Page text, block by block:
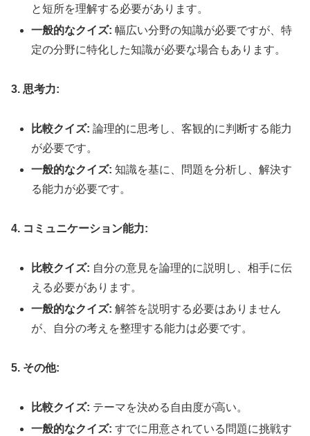
と短所を理解する必要があります。
一般的なクイズ: 幅広い分野の知識が必要ですが、特
定の分野に特化した知識が必要な場合もあります。
3. 思考力:
比較クイズ: 論理的に思考し、客観的に判断する能力
が必要です。
一般的なクイズ: 知識を基に、問題を分析し、解決す
る能力が必要です。
4. コミュニケーション能力:
比較クイズ: 自分の意見を論理的に説明し、相手に伝
える必要があります。
一般的なクイズ: 解答を説明する必要はありません
が、自分の考えを整理する能力は必要です。
5. その他:
比較クイズ: テーマを決める自由度が高い。
一般的なクイズ: すでに用意されている問題に挑戦す